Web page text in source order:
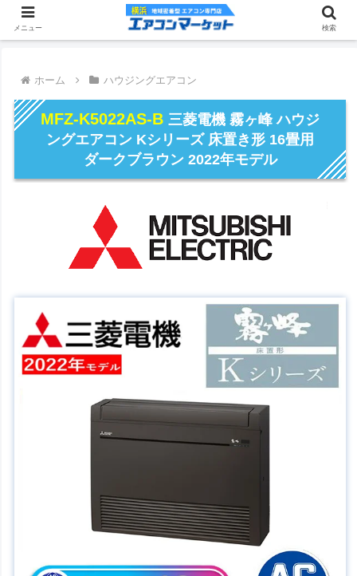
ホーム ハウジングエアコン
MFZ-K5022AS-B 三菱電機 霧ヶ峰 ハウジ
ングエアコン Kシリーズ 床置き形 16畳用
ダークブラウン 2022年モデル
メニュー 検索